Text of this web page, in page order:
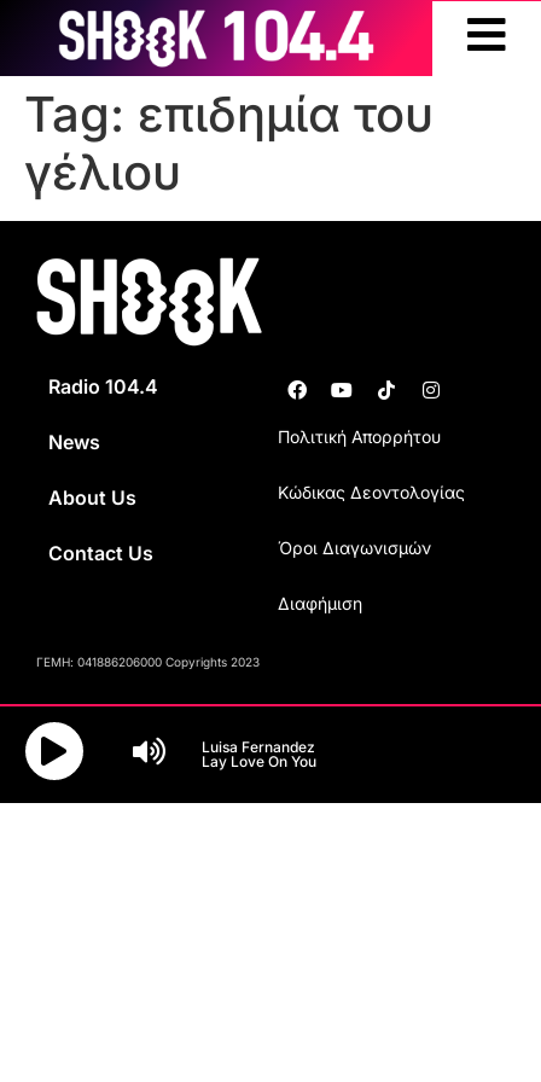
Tag: επιδημία του
γέλιου
Radio 104.4
News
About Us
Contact Us
Πολιτική Απορρήτου
Κώδικας Δεοντολογίας
Όροι Διαγωνισμών
Διαφήμιση
ΓΕΜΗ: 041886206000 Copyrights 2023
Luisa Fernandez
Lay Love On You